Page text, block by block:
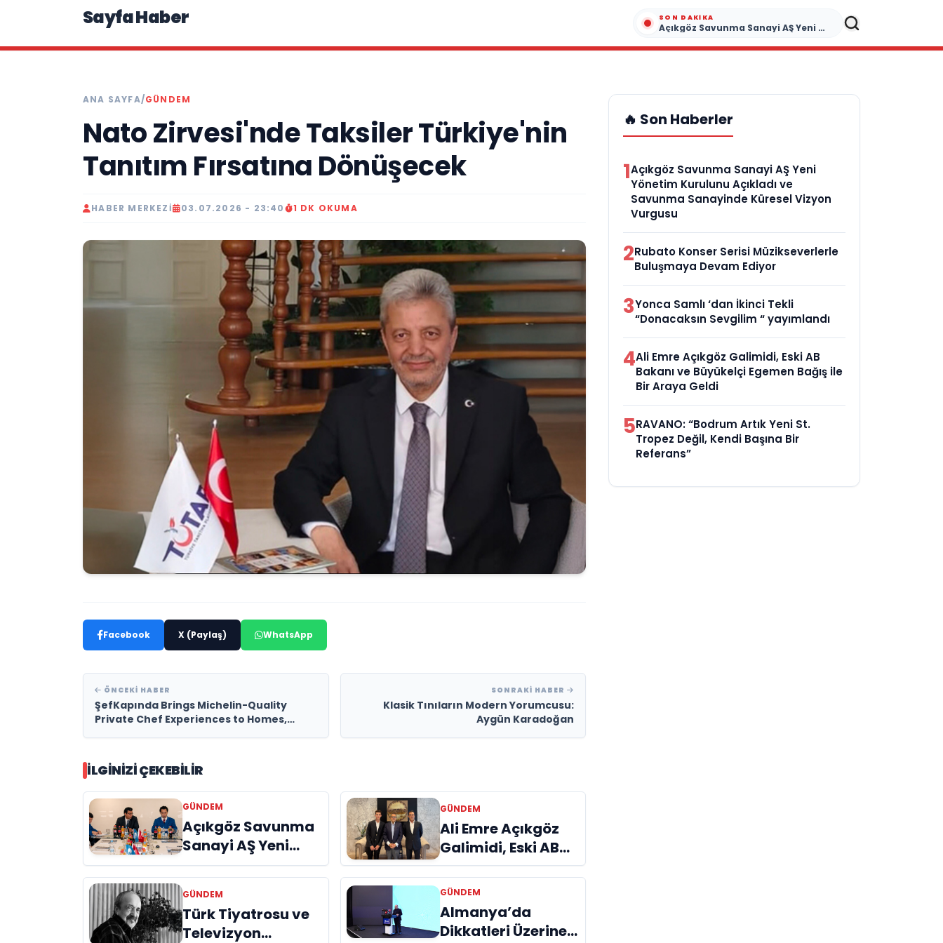
Sayfa Haber SON DAKIKA
Açıkgöz Savunma Sanayi AŞ Yeni Yönetim Kurulunu Açıkladı ve Savunma Sanayinde Küresel Vizyon Vurgusu
ANA SAYFA/GÜNDEM
Nato Zirvesi'nde Taksiler Türkiye'nin
Tanıtım Fırsatına Dönüşecek
HABER MERKEZI 03.07.2026 - 23:40 1 DK OKUMA
Facebook X (Paylaş) WhatsApp
ÖNCEKI HABER
ŞefKapında Brings Michelin-Quality
Private Chef Experiences to Homes,
SONRAKI HABER
Klasik Tınıların Modern Yorumcusu:
Aygün Karadoğan
İLGINIZI ÇEKEBILIR
GÜNDEM
Açıkgöz Savunma
Sanayi AŞ Yeni
Yönetim Kurulunu
Açıkladı ve
Savunma
Sanayinde Küresel
GÜNDEM
Ali Emre Açıkgöz
Galimidi, Eski AB
Bakanı ve
Büyükelçi Egemen
Bağış ile Bir Araya
Geldi
GÜNDEM
Türk Tiyatrosu ve
Televizyon
GÜNDEM
Almanya’da
Dikkatleri Üzerine
🔥 Son Haberler
1Açıkgöz Savunma Sanayi AŞ Yeni
Yönetim Kurulunu Açıkladı ve
Savunma Sanayinde Küresel Vizyon
Vurgusu
2Rubato Konser Serisi Müzikseverlerle
Buluşmaya Devam Ediyor
3Yonca Samlı ‘dan İkinci Tekli
“Donacaksın Sevgilim “ yayımlandı
4Ali Emre Açıkgöz Galimidi, Eski AB
Bakanı ve Büyükelçi Egemen Bağış ile
Bir Araya Geldi
5RAVANO: “Bodrum Artık Yeni St.
Tropez Değil, Kendi Başına Bir
Referans”